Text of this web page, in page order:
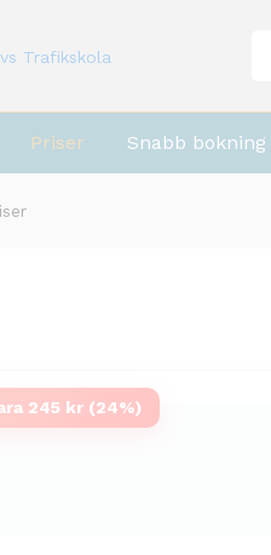
Priser Snabb bokning
245 kr (24%)